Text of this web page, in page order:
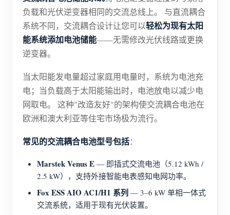
光伏排名
负载和光伏逆变器相同的交流总线上。 与直流耦合
系统不同，交流耦合设计让您可以轻松为现有太阳
能系统添加电池储能——无需修改光伏线路或更换
逆变器。
当太阳能发电量超过家庭用电量时，系统为电池充
电；当负载高于太阳能输出时，电池放电以减少电
网取电。 这种"改造友好"的架构使交流耦合电池在
欧洲和澳大利亚等住宅市场极为流行。
常见的交流耦合电池型号包括：
Marstek Venus E — 即插式交流电池（5.12 kWh /
2.5 kW），支持外接智能电表感知电网功率。
Fox ESS AIO AC1/H1 系列 — 3–6 kW 单相一体式
交流系统，适用于现有光伏装置。